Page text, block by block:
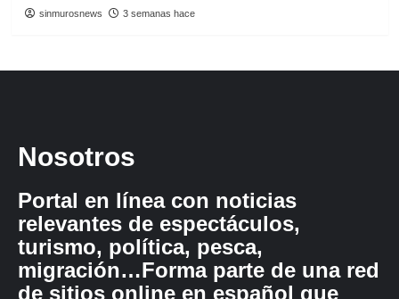
sinmurosnews 3 semanas hace
Nosotros
Portal en línea con noticias
relevantes de espectáculos,
turismo, política, pesca,
migración…Forma parte de una red
de sitios online en español que